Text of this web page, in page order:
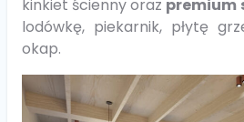
kinkiet ścienny oraz premium
lodówkę, piekarnik, płytę
okap.